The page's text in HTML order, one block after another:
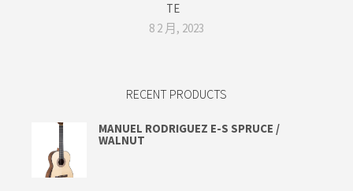
TE
8 2 月, 2023
RECENT PRODUCTS
MANUEL RODRIGUEZ E-S SPRUCE /
WALNUT